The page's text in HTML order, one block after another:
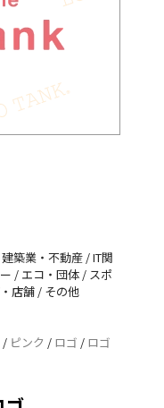
築業・不動産 / IT関
/ エコ・団体 / スポ
店舗 / その他
/ ピンク / ロゴ / ロゴ